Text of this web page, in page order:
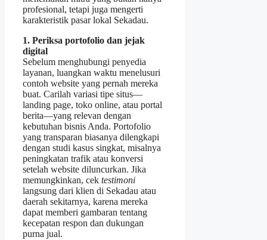
profesional, tetapi juga mengerti
karakteristik pasar lokal Sekadau.
1. Periksa portofolio dan jejak
digital
Sebelum menghubungi penyedia
layanan, luangkan waktu menelusuri
contoh website yang pernah mereka
buat. Carilah variasi tipe situs—
landing page, toko online, atau portal
berita—yang relevan dengan
kebutuhan bisnis Anda. Portofolio
yang transparan biasanya dilengkapi
dengan studi kasus singkat, misalnya
peningkatan trafik atau konversi
setelah website diluncurkan. Jika
memungkinkan, cek testimoni
langsung dari klien di Sekadau atau
daerah sekitarnya, karena mereka
dapat memberi gambaran tentang
kecepatan respon dan dukungan
purna jual.